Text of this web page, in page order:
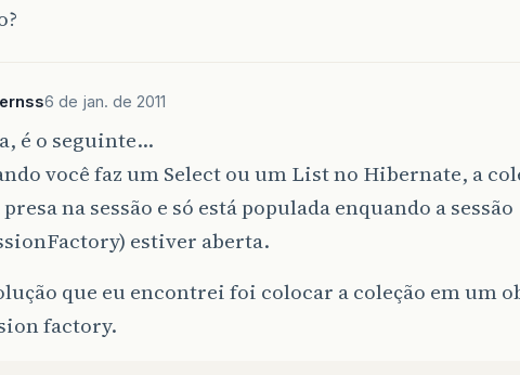
6 de jan. de 2011
é o seguinte…
você faz um Select ou um List no Hibernate, a
na sessão e só está populada enquando a sessão
estiver aberta.
que eu encontrei foi colocar a coleção em um
factory.